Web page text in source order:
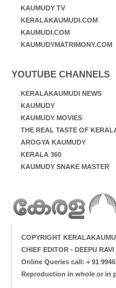
KAUMUDY TV
KERALAKAUMUDI.COM
KAUMUDI.COM
KAUMUDYMATRIMONY.COM
YOUTUBE CHANNELS
KERALAKAUMUDI NEWS
KAUMUDY
KAUMUDY MOVIES
THE REAL TASTE OF
AROGYA KAUMUDY
KERALA 360
KAUMUDY SNAKE MASTER
COPYRIGHT
CHIEF EDITOR - DEEPU RAVI
Online Queries call: + 91
Reproduction in whole or in